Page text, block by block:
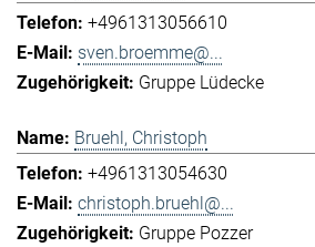
+4961313056610
sven.broemme@...
Gruppe Lüdecke
Bruehl, Christoph
+4961313054630
christoph.bruehl@...
Gruppe Pozzer